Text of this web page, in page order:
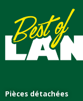
Pièces détachées